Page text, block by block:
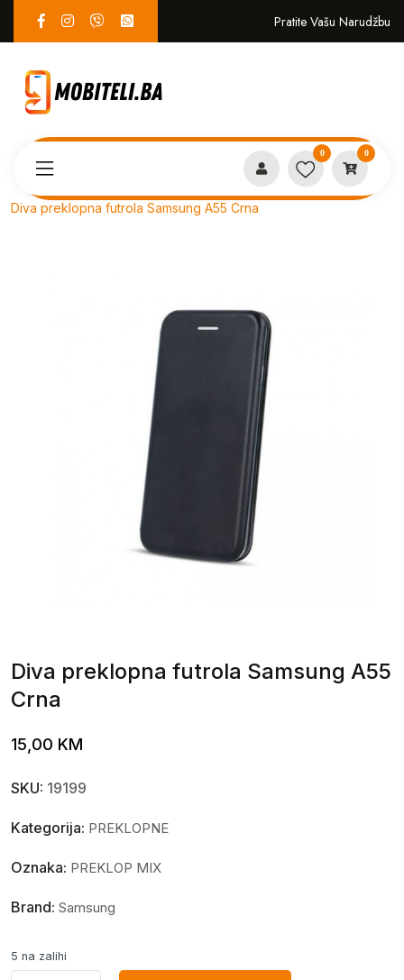
Pratite Vašu Narudžbu
0 0
Diva preklopna futrola Samsung A55 Crna
Diva preklopna futrola Samsung A55
Crna
15,00 KM
SKU: 19199
Kategorija: PREKLOPNE
Oznaka: PREKLOP MIX
Brand: Samsung
5 na zalihi